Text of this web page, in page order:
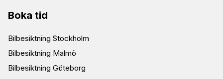
Boka tid
Bilbesiktning Stockholm
Bilbesiktning Malmö
Bilbesiktning Göteborg